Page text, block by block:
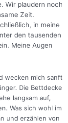
Wir plaudern noch
Zeit.
in meine
den tausenden
Meine Augen
wecken mich sanft
Die Bettdecke
langsam auf,
Was sich wohl im
und erzählen von